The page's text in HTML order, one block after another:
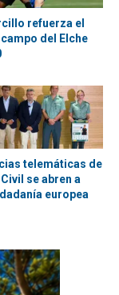
refuerza el
del Elche
telemáticas de
se abren a
europea